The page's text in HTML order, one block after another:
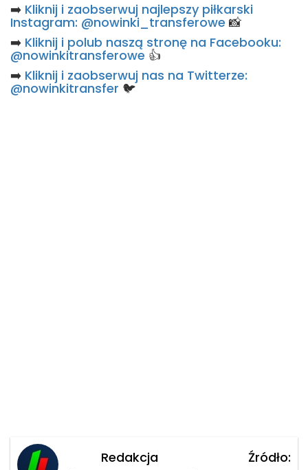
➡️ Kliknij i zaobserwuj najlepszy piłkarski
Instagram: @nowinki_transferowe 📸
➡️ Kliknij i polub naszą stronę na Facebooku:
@nowinkitransferowe 👍
➡️ Kliknij i zaobserwuj nas na Twitterze:
@nowinkitransfer 🐦
Redakcja Źródło: